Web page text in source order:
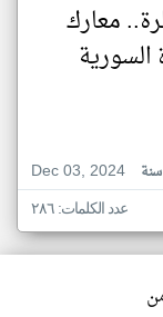
معارك
Dec 03, 2024
عدد الكلمات: ٢٨٦